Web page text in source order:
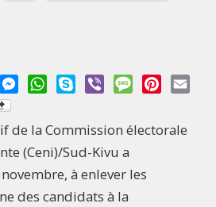
MessengerWhatsApp
Skype Viber MessagePinterest
de la Commission électorale
(Ceni)/Sud-Kivu a
à enlever les
des candidats à la